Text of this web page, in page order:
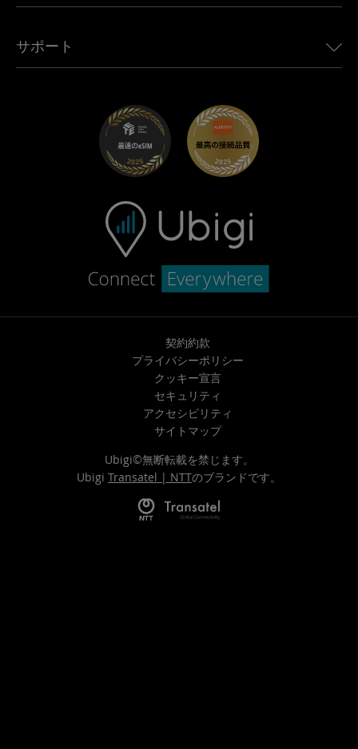
すべての目的地を見る
Mini向けUbigi
Maserati向けUbigi
Ubigiアプリ
アフェリエイトプログラム
サポート
トラブルシューティング
ヘルプセンター
お問い合わせ先
契約約款
プライバシーポリシー
クッキー宣言
セキュリティ
アクセシビリティ
サイトマップ
Ubigi©無断転載を禁じます。
Ubigi Transatel | NTTのブランドです。